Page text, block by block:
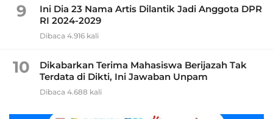
9
Ini Dia 23 Nama Artis Dilantik Jadi Anggota DPR
RI 2024-2029
Dibaca 4.916 kali
10
Dikabarkan Terima Mahasiswa Berijazah Tak
Terdata di Dikti, Ini Jawaban Unpam
Dibaca 4.688 kali